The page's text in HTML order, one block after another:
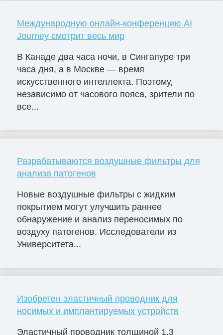
Международную онлайн-конференцию AI
Journey смотрит весь мир
В Канаде два часа ночи, в Сингапуре три
часа дня, а в Москве — время
искусственного интеллекта. Поэтому,
независимо от часового пояса, зрители по
все...
Разрабатываются воздушные фильтры для
анализа патогенов
Новые воздушные фильтры с жидким
покрытием могут улучшить раннее
обнаружение и анализ переносимых по
воздуху патогенов. Исследователи из
Университета...
Изобретен эластичный проводник для
носимых и имплантируемых устройств
Эластичный проводник толщиной 1,3